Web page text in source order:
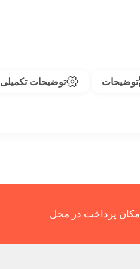
توضیحات توضیحات تکمیلی
امکان پرداخت در محل